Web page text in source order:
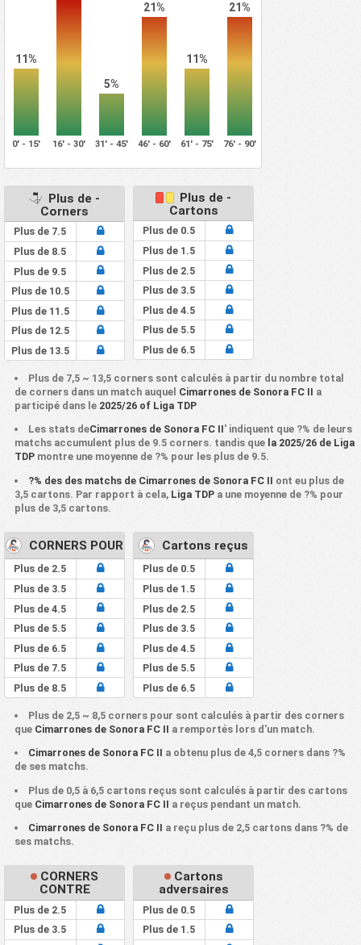
11%
5%
21%
11%
21%
0' - 15' 16' - 30' 31' - 45' 46' - 60' 61' - 75' 76' - 90'
Plus de -
Corners
Plus de 7.5
Plus de 8.5
Plus de 9.5
Plus de 10.5
Plus de 11.5
Plus de 12.5
Plus de 13.5
Plus de -
Cartons
Plus de 0.5
Plus de 1.5
Plus de 2.5
Plus de 3.5
Plus de 4.5
Plus de 5.5
Plus de 6.5
Plus de 7,5 ~ 13,5 corners sont calculés à partir du nombre total
de corners dans un match auquel Cimarrones de Sonora FC II a
participé dans le 2025/26 of Liga TDP
Les stats deCimarrones de Sonora FC II' indiquent que ?% de leurs
matchs accumulent plus de 9.5 corners. tandis que la 2025/26 de Liga
TDPmontre une moyenne de ?% pour les plus de 9.5.
?% des des matchs de Cimarrones de Sonora FC II ont eu plus de
3,5 cartons. Par rapport à cela, Liga TDPa une moyenne de ?% pour
plus de 3,5 cartons.
CORNERS POUR
Plus de 2.5
Plus de 3.5
Plus de 4.5
Plus de 5.5
Plus de 6.5
Plus de 7.5
Plus de 8.5
Cartons reçus
Plus de 0.5
Plus de 1.5
Plus de 2.5
Plus de 3.5
Plus de 4.5
Plus de 5.5
Plus de 6.5
Plus de 2,5 ~ 8,5 corners pour sont calculés à partir des corners
que Cimarrones de Sonora FC II a remportés lors d'un match.
Cimarrones de Sonora FC II a obtenu plus de 4,5 corners dans ?%
de ses matchs.
Plus de 0,5 à 6,5 cartons reçus sont calculés à partir des cartons
que Cimarrones de Sonora FC II a reçus pendant un match.
Cimarrones de Sonora FC II a reçu plus de 2,5 cartons dans ?% de
ses matchs.
CORNERS
CONTRE
Plus de 2.5
Plus de 3.5
Cartons
adversaires
Plus de 0.5
Plus de 1.5